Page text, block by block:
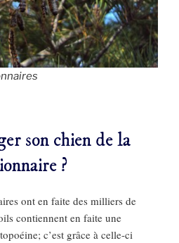
son chien de la
?​
ont en faite des milliers de
contiennent en faite une
c’est grâce à celle-ci